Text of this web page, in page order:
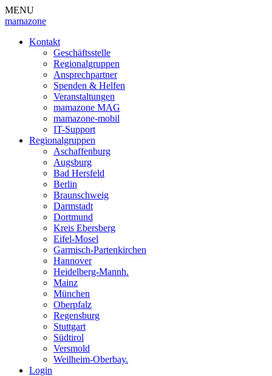
MENU
mamazone
Kontakt
Geschäftsstelle
Regionalgruppen
Ansprechpartner
Spenden & Helfen
Veranstaltungen
mamazone MAG
mamazone-mobil
IT-Support
Regionalgruppen
Aschaffenburg
Augsburg
Bad Hersfeld
Berlin
Braunschweig
Darmstadt
Dortmund
Kreis Ebersberg
Eifel-Mosel
Garmisch-Partenkirchen
Hannover
Heidelberg-Mannh.
Mainz
München
Oberpfalz
Regensburg
Stuttgart
Südtirol
Versmold
Weilheim-Oberbay.
Login